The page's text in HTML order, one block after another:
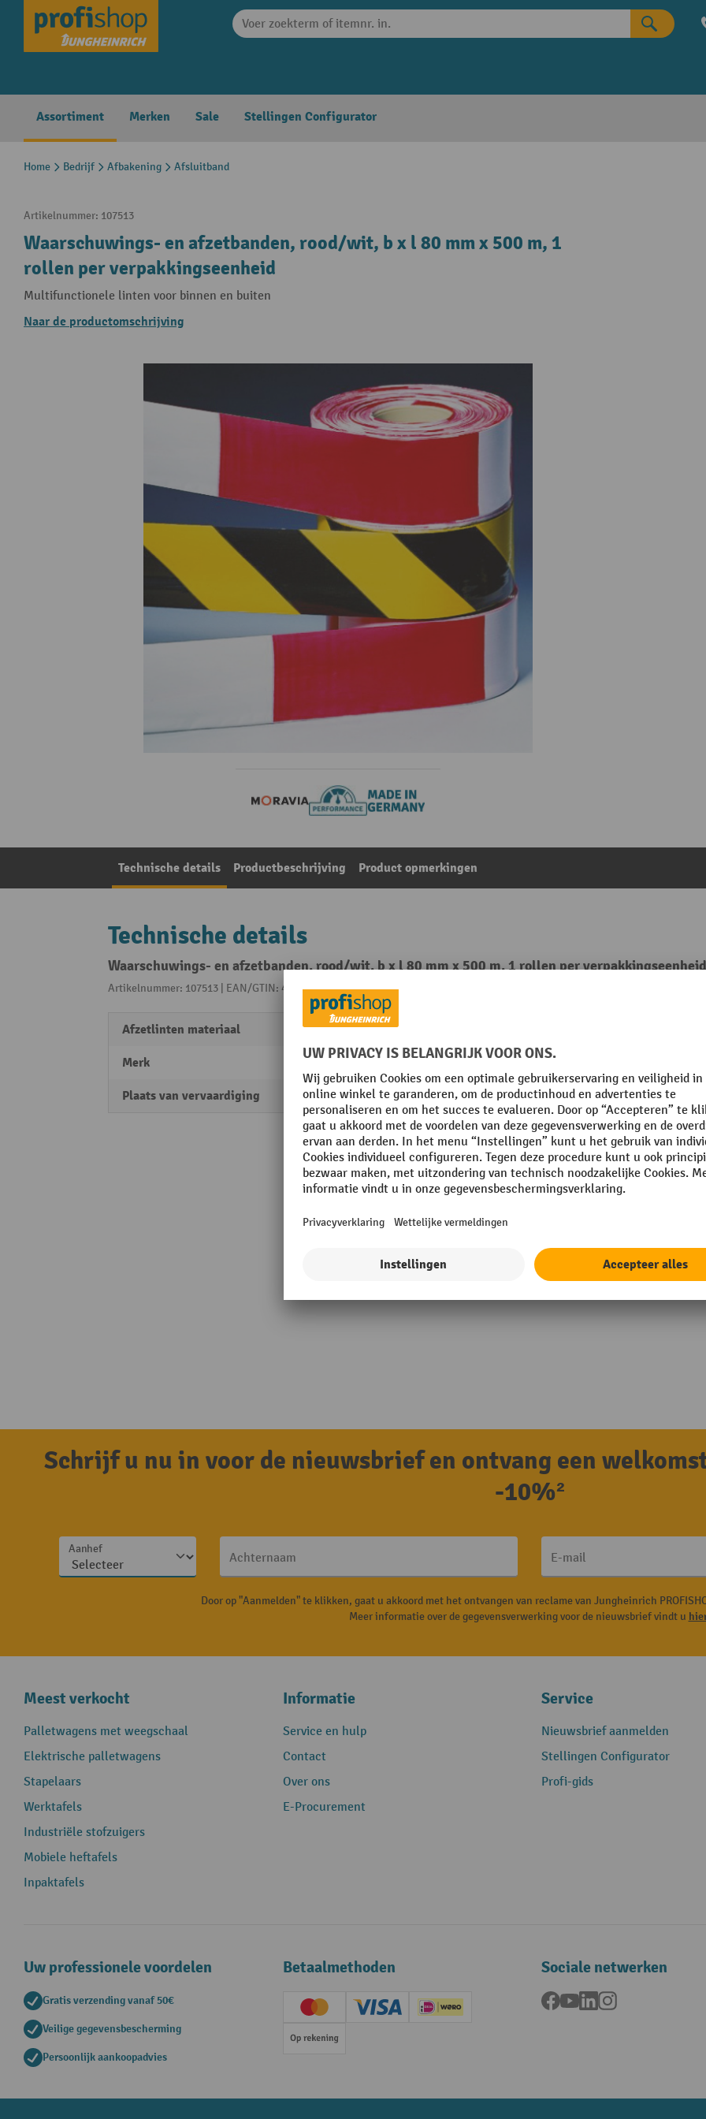
Skip to main navigation
Assortiment Merken Sale Stellingen Configurator
Home Bedrijf Afbakening Afsluitband
Artikelnummer: 107513
Waarschuwings- en afzetbanden, rood/wit, b x l 80 mm x 500 m, 1
rollen per verpakkingseenheid
Multifunctionele linten voor binnen en buiten
Naar de productomschrijving
Technische details Productbeschrijving Product opmerkingen
Technische details
Waarschuwings- en afzetbanden, rood/wit, b x l 80 mm x 500 m, 1 rollen per verpakkingseenheid
Artikelnummer: 107513 | EAN/GTIN: 4055381136691Uit de categorie:
Afzetlinten materiaal Polyethyleen (PE)
Merk MORAVIA
Plaats van vervaardiging Made in Germany
Rollengte
Rubriek
Schrijf u nu in voor de nieuwsbrief en ontvang een
-10%²
Aanhef
Achternaam E-mail
Door op "Aanmelden" te klikken, gaat u akkoord met het ontvangen van reclame van Jungheinrich
Meer informatie over de gegevensverwerking voor de nieuwsbrief vindt u
Meest verkocht
Palletwagens met weegschaal
Elektrische palletwagens
Stapelaars
Werktafels
Industriële stofzuigers
Mobiele heftafels
Inpaktafels
Informatie
Service en hulp
Contact
Over ons
E-Procurement
Service
Nieuwsbrief aanmelden
Stellingen Configurator
Profi-gids
Uw professionele voordelen
Gratis verzending vanaf 50€
Veilige gegevensbescherming
Persoonlijk aankoopadvies
Betaalmethoden
Creditcard (Master)Creditcard (Visa)iDEAL | Wero
Op rekening
Sociale netwerken
Facebook
YouTubeLinkedInInstagram